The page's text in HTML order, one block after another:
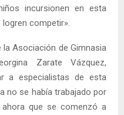
incursionen en esta
competir».
Asociación de Gimnasia
Zarate Vázquez,
a especialistas de esta
no se había trabajado por
que se comenzó a